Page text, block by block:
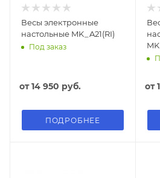
Весы электронные
настольные MK_A21(RI)
Под заказ
от14 950 руб.
ПОДРОБНЕЕ
от